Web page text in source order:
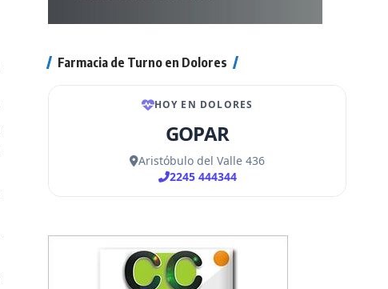
Farmacia de Turno en Dolores